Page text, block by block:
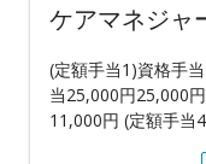
ケアマネジャ
(定額手当1)資格手
当25,000円25,000
11,000円 (定額手当